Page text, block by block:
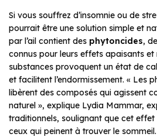
Si vous souffrez d’insomnie ou de
pourrait être une solution simple et
par l’ail contient des phytoncides,
connus pour leurs effets apaisants et
substances provoquent un état de
et facilitent l’endormissement. « Les
libèrent des composés qui agissent
naturel », explique Lydia Mammar,
traditionnels, soulignant que cet
ceux qui peinent à trouver le sommeil.